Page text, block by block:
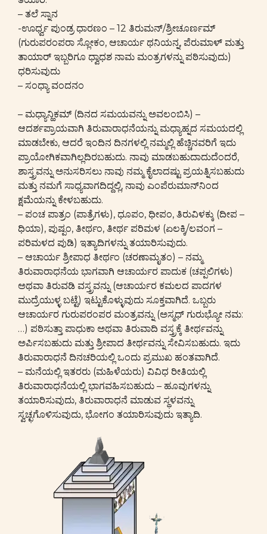
– ತಲೆ ಸ್ನಾನ
-ಊರ್ಧ್ವ ಪುಂಡ್ರ ಧಾರಣಂ – 12 ತಿರುಮನ್/ಶ್ರೀಚೂರ್ಣಮ್
(ಗುರುಪರಂಪರಾ ಸ್ಲೋಕಂ, ಆಚಾರ್ಯ ಥನಿಯನ್ನ, ಪೆರುಮಾಳ್ ಮತ್ತು
ತಾಯಾರ್ ಇಬ್ಬರಿಗೂ ಧ್ವಾಧಶ ನಾಮ ಮಂತ್ರಗಳನ್ನು ಪಠಿಸುವುದು)
ಧರಿಸುವುದು
– ಸಂಧ್ಯಾ ವಂದನಂ
– ಮಧ್ಯಾನ್ಹಿಕಮ್ (ದಿನದ ಸಮಯವನ್ನು ಅವಲಂಬಿಸಿ) –
ಆದರ್ಶಪ್ರಾಯವಾಗಿ ತಿರುವಾರಾಧನೆಯನ್ನು ಮಧ್ಯಾಹ್ನದ ಸಮಯದಲ್ಲಿ
ಮಾಡಬೇಕು, ಆದರೆ ಇಂದಿನ ದಿನಗಳಲ್ಲಿ ನಮ್ಮಲ್ಲಿ ಹೆಚ್ಚಿನವರಿಗೆ ಇದು
ಪ್ರಾಯೋಗಿಕವಾಗಿಲ್ಲದಿರಬಹುದು. ನಾವು ಮಾಡಬಹುದಾದುದೆಂದರೆ,
ಶಾಸ್ತ್ರವನ್ನು ಅನುಸರಿಸಲು ನಾವು ನಮ್ಮ ಕೈಲಾದಷ್ಟು ಪ್ರಯತ್ನಿಸಬಹುದು
ಮತ್ತು ನಮಗೆ ಸಾಧ್ಯವಾಗದಿದ್ದಲ್ಲಿ, ನಾವು ಎಂಪೆರುಮಾನ್‌ನಿಂದ
ಕ್ಷಮೆಯನ್ನು ಕೇಳಬಹುದು.
– ಪಂಚ ಪಾತ್ರಂ (ಪಾತ್ರೆಗಳು), ಧೂಪಂ, ಧೀಪಂ, ತಿರುವಿಳಕ್ಕು (ದೀಪ –
ಧಿಯಾ), ಪುಷ್ಪಂ, ತೀರ್ಥಂ, ತೀರ್ಥ ಪರಿಮಳ (ಏಲಕ್ಕಿ/ಲವಂಗ –
ಪರಿಮಳದ ಪುಡಿ) ಇತ್ಯಾದಿಗಳನ್ನು ತಯಾರಿಸುವುದು.
– ಆಚಾರ್ಯ ಶ್ರೀಪಾಧ ತೀರ್ಥಂ (ಚರಣಾಮೃತಂ) – ನಮ್ಮ
ತಿರುವಾರಾಧನೆಯ ಭಾಗವಾಗಿ ಆಚಾರ್ಯರ ಪಾದುಕ (ಚಪ್ಪಲಿಗಳು)
ಅಥವಾ ತಿರುವಡಿ ವಸ್ತ್ರವನ್ನು (ಆಚಾರ್ಯರ ಕಮಲದ ಪಾದಗಳ
ಮುದ್ರೆಯುಳ್ಳ ಬಟ್ಟೆ) ಇಟ್ಟುಕೊಳ್ಳುವುದು ಸೂಕ್ತವಾಗಿದೆ. ಒಬ್ಬರು
ಆಚಾರ್ಯರ ಗುರುಪರಂಪರ ಮಂತ್ರವನ್ನು (ಅಸ್ಮಧ್ ಗುರುಭ್ಯೋ ನಮ:
…) ಪಠಿಸುತ್ತಾ ಪಾಧುಕಾ ಅಥವಾ ತಿರುವಾದಿ ವಸ್ತ್ರಕ್ಕೆ ತೀರ್ಥವನ್ನು
ಅರ್ಪಿಸಬಹುದು ಮತ್ತು ಶ್ರೀಪಾದ ತೀರ್ಥವನ್ನು ಸೇವಿಸಬಹುದು. ಇದು
ತಿರುವಾರಾಧನೆ ದಿನಚರಿಯಲ್ಲಿ ಒಂದು ಪ್ರಮುಖ ಹಂತವಾಗಿದೆ.
– ಮನೆಯಲ್ಲಿ ಇತರರು (ಮಹಿಳೆಯರು) ವಿವಿಧ ರೀತಿಯಲ್ಲಿ
ತಿರುವಾರಾಧನೆಯಲ್ಲಿ ಭಾಗವಹಿಸಬಹುದು – ಹೂವುಗಳನ್ನು
ತಯಾರಿಸುವುದು, ತಿರುವಾರಾಧನೆ ಮಾಡುವ ಸ್ಥಳವನ್ನು
ಸ್ವಚ್ಛಗೊಳಿಸುವುದು, ಭೋಗಂ ತಯಾರಿಸುವುದು ಇತ್ಯಾದಿ.